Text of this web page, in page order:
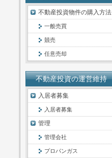
不動産投資物件の購入方法
一般売買
競売
任意売却
不動産投資の運営維持
入居者募集
入居者募集
管理
管理会社
プロパンガス